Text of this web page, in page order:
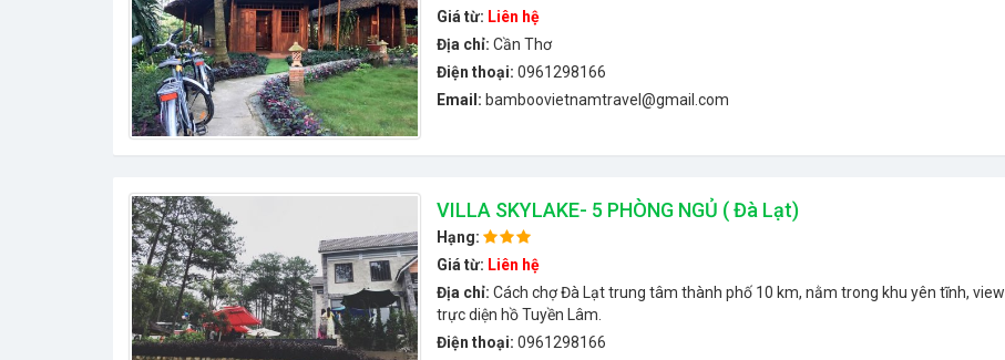
Giá từ: Liên hệ
Địa chỉ:Cần Thơ
Điện thoại:0961298166
Email: bamboovietnamtravel@gmail.com
VILLA SKYLAKE- 5 PHÒNG NGỦ ( Đà Lạt)
Hạng:
Giá từ: Liên hệ
Địa chỉ:Cách chợ Đà Lạt trung tâm thành phố 10 km, nằm trong khu yên tĩnh, view
trực diện hồ Tuyền Lâm.
Điện thoại:0961298166